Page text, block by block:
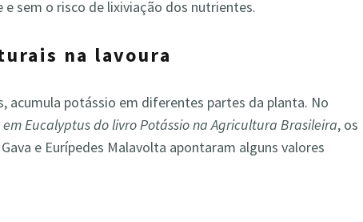
sem o risco de lixiviação dos nutrientes.
na lavoura
acumula potássio em diferentes partes da planta. No
Eucalyptus do livro Potássio na Agricultura Brasileira, os
e Eurípedes Malavolta apontaram alguns valores